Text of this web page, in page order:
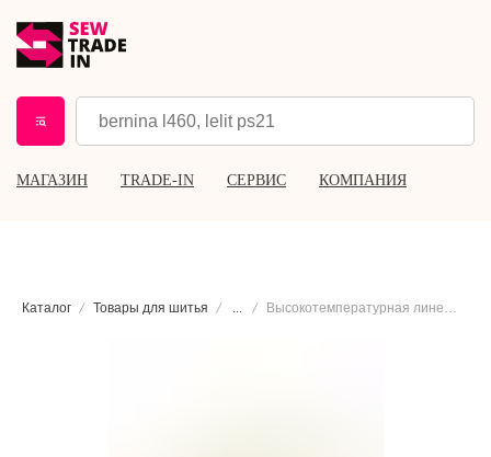
МАГАЗИН TRADE-IN СЕРВИС КОМПАНИЯ
Каталог Товары для шитья